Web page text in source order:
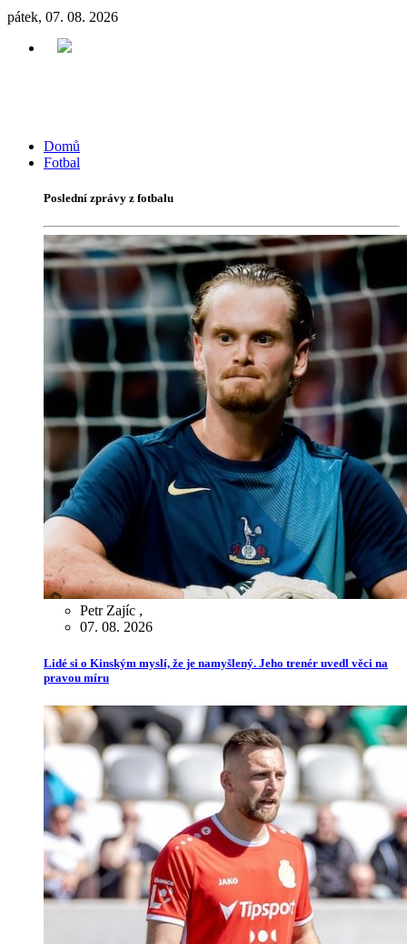
pátek, 07. 08. 2026
Domů
Fotbal
Poslední zprávy z fotbalu
Petr Zajíc ,
07. 08. 2026
Lidé si o Kinským myslí, že je namyšlený. Jeho trenér uvedl věci na
pravou míru